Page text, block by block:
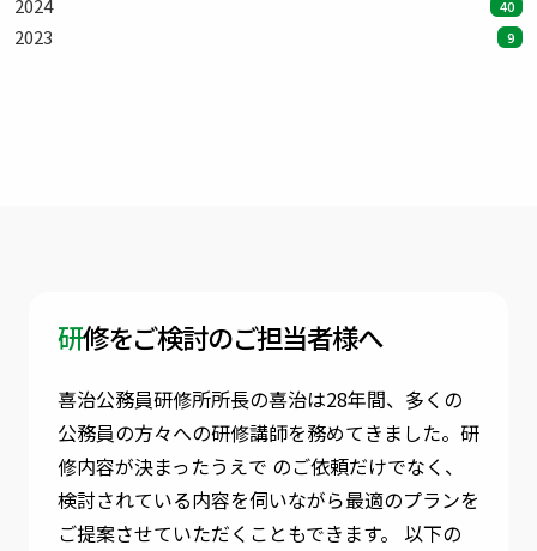
2024 40
2023 9
研修をご検討のご担当者様へ
喜治公務員研修所所長の喜治は28年間、多くの
公務員の方々への研修講師を務めてきました。 研
修内容が決まったうえで のご依頼だけでなく、
検討されている内容を伺いながら最適のプランを
ご提案させていただくこともできます。 以下の